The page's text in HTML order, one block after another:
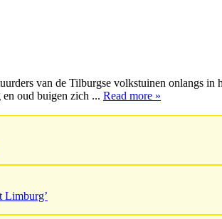
van de Tilburgse volkstuinen onlangs
oud buigen zich ... Read more »
Limburg’